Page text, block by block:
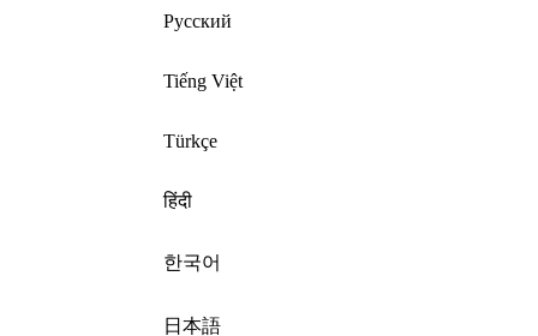
Русский
Tiếng Việt
Türkçe
हिंदी
한국어
日本語